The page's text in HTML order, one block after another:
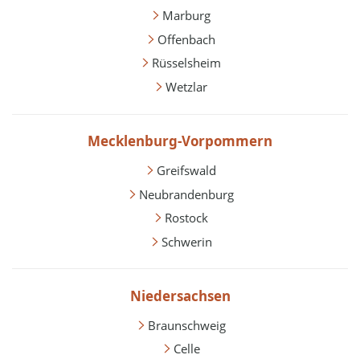
Marburg
Offenbach
Rüsselsheim
Wetzlar
Mecklenburg-Vorpommern
Greifswald
Neubrandenburg
Rostock
Schwerin
Niedersachsen
Braunschweig
Celle